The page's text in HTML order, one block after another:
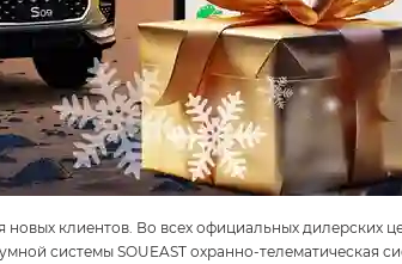
клиентов. Во всех официальных дилерских
системы SOUEAST охранно-телематическая